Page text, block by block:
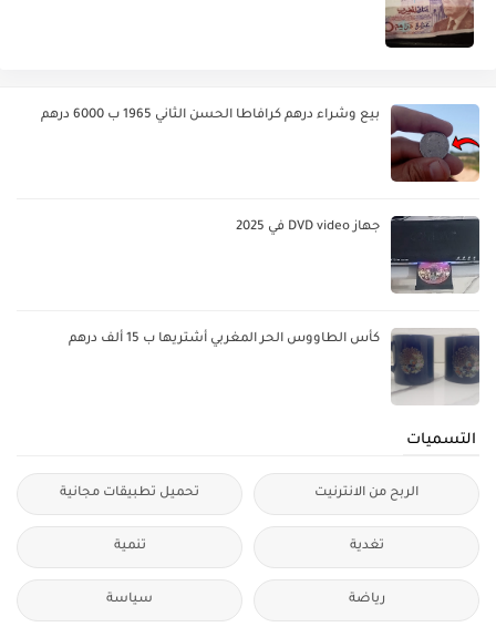
بيع وشراء درهم كرافاطا الحسن الثاني 1965 ب 6000 درهم
جهاز DVD video في 2025
كأس الطاووس الحر المغربي أشتريها ب 15 ألف درهم
التسميات
الربح من الانترنيت تحميل تطبيقات مجانية
تغدية تنمية
رياضة سياسة